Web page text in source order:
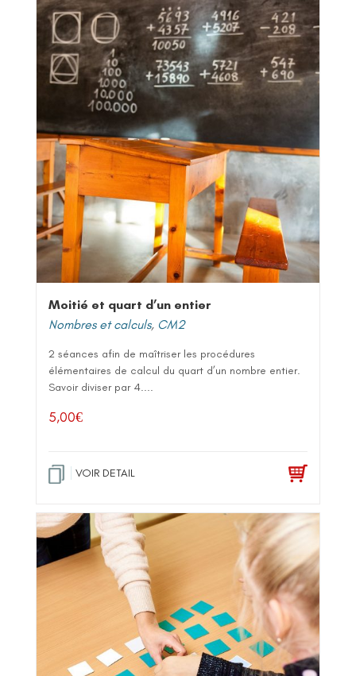
Moitié et quart d’un entier
Nombres et calculs, CM2
2 séances afin de maîtriser les procédures
élémentaires de calcul du quart d’un nombre entier.
Savoir diviser par 4....
5,00€
VOIR DETAIL